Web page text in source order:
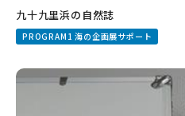
九十九里浜の自然誌
PROGRAM1 海の企画展サポート